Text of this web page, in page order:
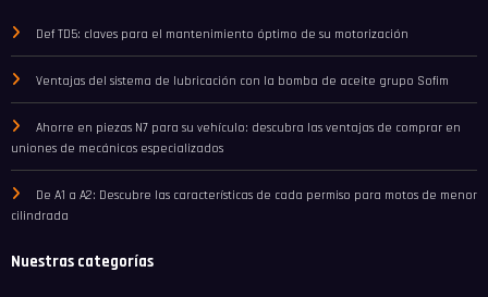
Def TD5: claves para el mantenimiento óptimo de su motorización
Ventajas del sistema de lubricación con la bomba de aceite grupo Sofim
Ahorre en piezas N7 para su vehículo: descubra las ventajas de comprar en
uniones de mecánicos especializados
De A1 a A2: Descubre las características de cada permiso para motos de menor
cilindrada
Nuestras categorías